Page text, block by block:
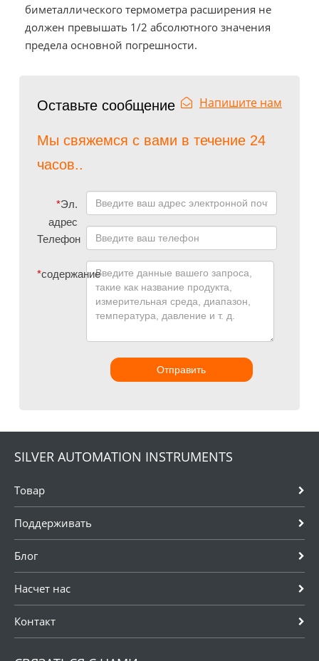
биметаллического термометра расширения не
должен превышать 1/2 абсолютного значения
предела основной погрешности.
Оставьте сообщение Напишите нам
Мы свяжемся с вами в течение 24
часов..
*Эл.
адрес
Телефон
*содержание
Отправить
SILVER AUTOMATION INSTRUMENTS
Товар
Поддерживать
Блог
Насчет нас
Контакт